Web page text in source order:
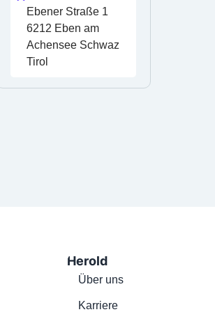
Ebener Straße 1
6212 Eben am
Achensee Schwaz
Tirol
Herold
Über uns
Karriere